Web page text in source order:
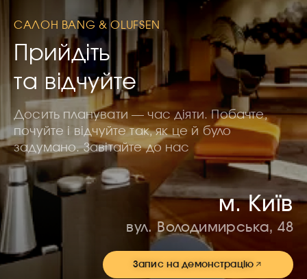
САЛОН BANG & OLUFSEN
Прийдіть
та відчуйте
Досить планувати — час діяти. Побачте,
почуйте і відчуйте так, як це й було
задумано. Завітайте до нас
м. Київ
вул. Володимирська, 48
Запис на демонстрацію